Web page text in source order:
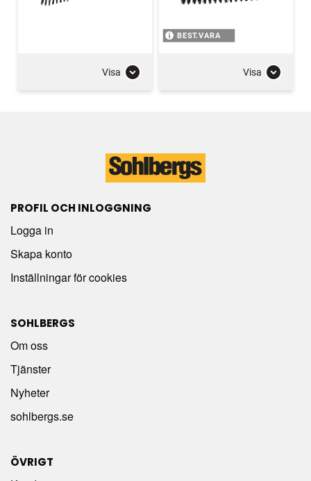
Visa
BEST.VARA
Visa
PROFIL OCH INLOGGNING
Logga in
Skapa konto
Inställningar för cookies
SOHLBERGS
Om oss
Tjänster
Nyheter
sohlbergs.se
ÖVRIGT